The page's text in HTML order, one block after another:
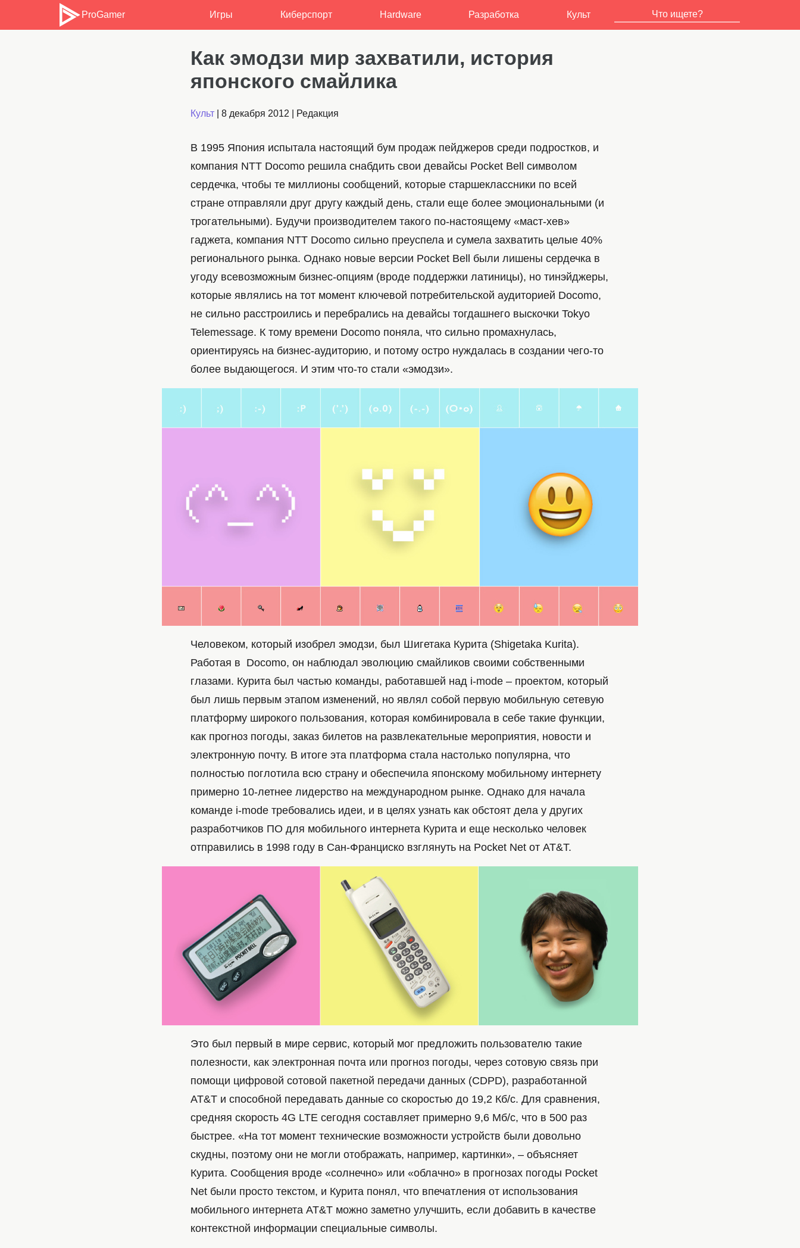
ProGamer Игры Киберспорт Hardware Разработка Культ
Как эмодзи мир захватили, история
японского смайлика
Культ 8 декабря 2012 Редакция
В 1995 Япония испытала настоящий бум продаж пейджеров среди подростков, и
компания NTT Docomo решила снабдить свои девайсы Pocket Bell символом
сердечка, чтобы те миллионы сообщений, которые старшеклассники по всей
стране отправляли друг другу каждый день, стали еще более эмоциональными (и
трогательными). Будучи производителем такого по-настоящему «маст-хев»
гаджета, компания NTT Docomo сильно преуспела и сумела захватить целые 40%
регионального рынка. Однако новые версии Pocket Bell были лишены сердечка в
угоду всевозможным бизнес-опциям (вроде поддержки латиницы), но тинэйджеры,
которые являлись на тот момент ключевой потребительской аудиторией Docomo,
не сильно расстроились и перебрались на девайсы тогдашнего выскочки Tokyo
Telemessage. К тому времени Docomo поняла, что сильно промахнулась,
ориентируясь на бизнес-аудиторию, и потому остро нуждалась в создании чего-то
более выдающегося. И этим что-то стали «эмодзи».
Человеком, который изобрел эмодзи, был Шигетака Курита (Shigetaka Kurita).
Работая в Docomo, он наблюдал эволюцию смайликов своими собственными
глазами. Курита был частью команды, работавшей над i-mode – проектом, который
был лишь первым этапом изменений, но являл собой первую мобильную сетевую
платформу широкого пользования, которая комбинировала в себе такие функции,
как прогноз погоды, заказ билетов на развлекательные мероприятия, новости и
электронную почту. В итоге эта платформа стала настолько популярна, что
полностью поглотила всю страну и обеспечила японскому мобильному интернету
примерно 10-летнее лидерство на международном рынке. Однако для начала
команде i-mode требовались идеи, и в целях узнать как обстоят дела у других
разработчиков ПО для мобильного интернета Курита и еще несколько человек
отправились в 1998 году в Сан-Франциско взглянуть на Pocket Net от AT&T.
Это был первый в мире сервис, который мог предложить пользователю такие
полезности, как электронная почта или прогноз погоды, через сотовую связь при
помощи цифровой сотовой пакетной передачи данных (CDPD), разработанной
AT&T и способной передавать данные со скоростью до 19,2 Кб/с. Для сравнения,
средняя скорость 4G LTE сегодня составляет примерно 9,6 Мб/с, что в 500 раз
быстрее. «На тот момент технические возможности устройств были довольно
скудны, поэтому они не могли отображать, например, картинки», – объясняет
Курита. Сообщения вроде «солнечно» или «облачно» в прогнозах погоды Pocket
Net были просто текстом, и Курита понял, что впечатления от использования
мобильного интернета AT&T можно заметно улучшить, если добавить в качестве
контекстной информации специальные символы.